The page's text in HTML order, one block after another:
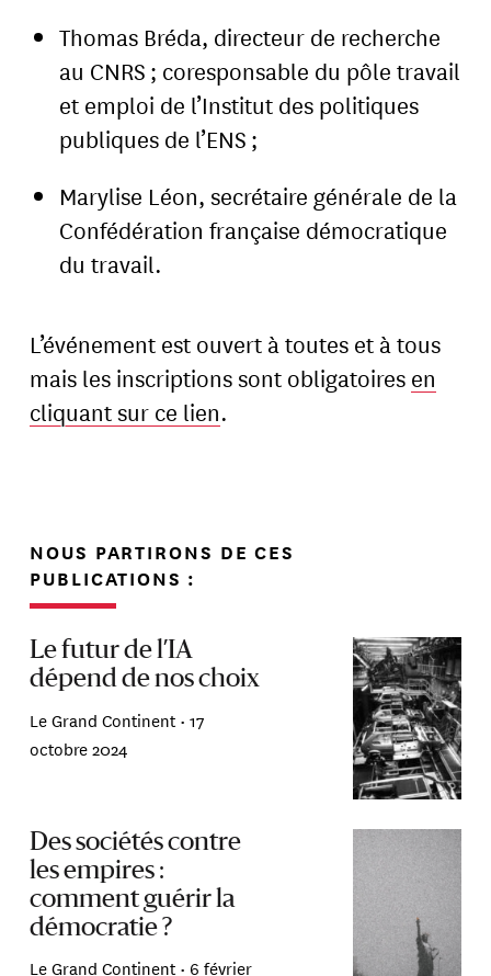
Thomas Bréda, directeur de recherche
au CNRS ; coresponsable du pôle travail
et emploi de l’Institut des politiques
publiques de l’ENS ;
Marylise Léon, secrétaire générale de la
Confédération française démocratique
du travail.
L’événement est ouvert à toutes et à tous
mais les inscriptions sont obligatoires en
cliquant sur ce lien.
NOUS PARTIRONS DE CES
PUBLICATIONS :
Le futur de l’IA
dépend de nos choix
Le Grand Continent •17
octobre 2024
Des sociétés contre
les empires :
comment guérir la
démocratie ?
Le Grand Continent • 6 février